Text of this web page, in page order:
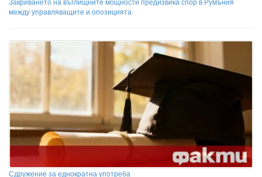
между управляващите и опозицията
Сдружение за еднократна употреба